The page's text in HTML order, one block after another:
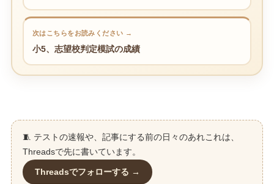
次はこちらをお読みください →
小5、志望校判定模試の成績
🧵 テストの速報や、記事にする前の日々のあれこれは、
Threadsで先に書いています。
Threadsでフォローする →